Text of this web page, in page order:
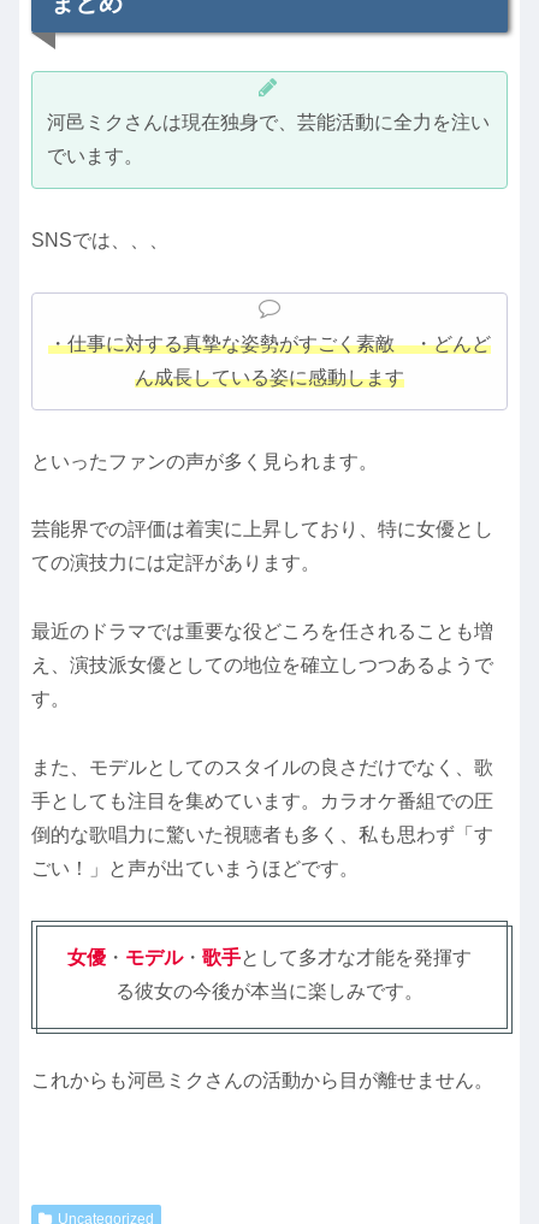
河邑ミクさんは現在独身で、芸能活動に全力を注い
でいます。
SNSでは、、、
・仕事に対する真摯な姿勢がすごく素敵 ・どんど
ん成長している姿に感動します
といったファンの声が多く見られます。
芸能界での評価は着実に上昇しており、特に女優とし
ての演技力には定評があります。
最近のドラマでは重要な役どころを任されることも増
え、演技派女優としての地位を確立しつつあるようで
す。
また、モデルとしてのスタイルの良さだけでなく、歌
手としても注目を集めています。カラオケ番組での圧
倒的な歌唱力に驚いた視聴者も多く、私も思わず「す
ごい！」と声が出ていまうほどです。
女優 ・ モデル・ 歌手として多才な才能を発揮す
る彼女の今後が本当に楽しみです。
これからも河邑ミクさんの活動から目が離せません。
Uncategorized